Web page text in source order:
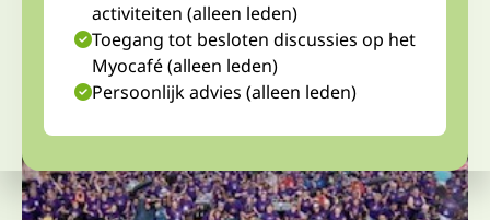
activiteiten (alleen leden)
Toegang tot besloten discussies op het
Myocafé (alleen leden)
Persoonlijk advies (alleen leden)